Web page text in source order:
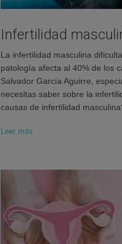
Infertilidad
La infertilidad masculina
patología afecta al 40% de los
Salvador García Aguirre,
necesitas saber sobre la
causas de infertilidad
Leer más